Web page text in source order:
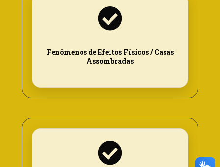
Fenômenos de Efeitos Físicos / Casas
Assombradas